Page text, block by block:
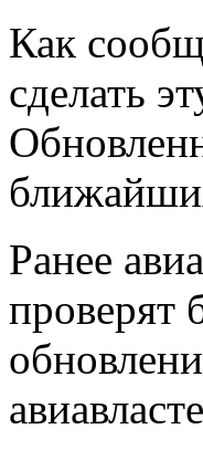
Как
сделать
Ранее
проверят